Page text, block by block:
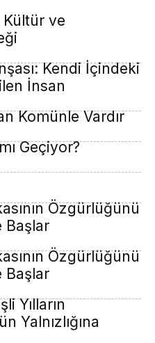
Kültür ve
Kendi İçindeki
İnsan
Komünle Vardır
Geçiyor?
Özgürlüğünü
Başlar
Özgürlüğünü
Başlar
Yılların
Yalnızlığına